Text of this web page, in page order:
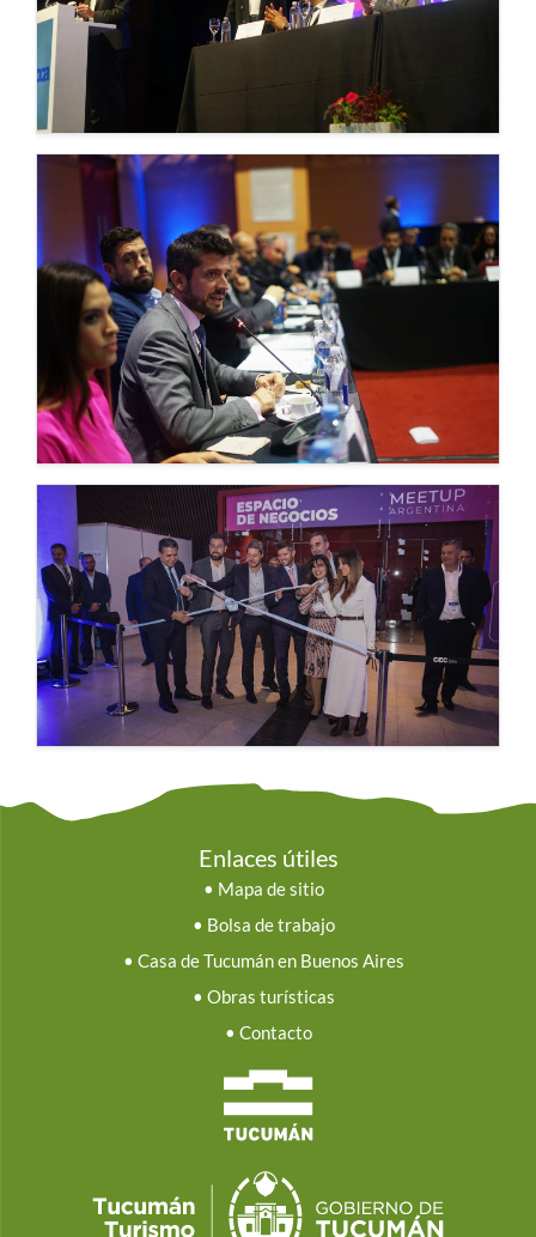
Enlaces útiles
• Mapa de sitio
• Bolsa de trabajo
• Casa de Tucumán en Buenos Aires
• Obras turísticas
• Contacto